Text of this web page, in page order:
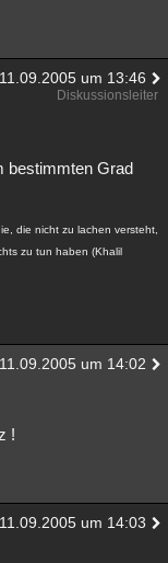
English
11.09.2005 um 13:46
Diskussionsleiter
bestimmten Grad
die nicht zu lachen versteht,
zu tun haben (Khalil
11.09.2005 um 14:02
!
11.09.2005 um 14:03